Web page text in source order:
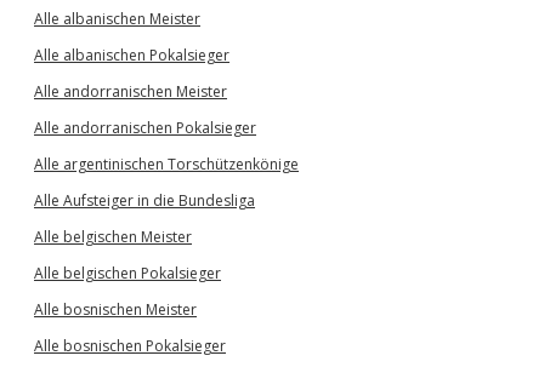
Alle albanischen Meister
Alle albanischen Pokalsieger
Alle andorranischen Meister
Alle andorranischen Pokalsieger
Alle argentinischen Torschützenkönige
Alle Aufsteiger in die Bundesliga
Alle belgischen Meister
Alle belgischen Pokalsieger
Alle bosnischen Meister
Alle bosnischen Pokalsieger